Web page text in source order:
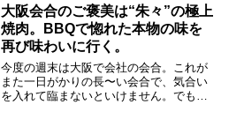
事に励む旦那さんの姿にも安心を覚えま
す。みんながそれぞれの場所で幸せに向
かって進んでいけたら、それが一番。今
年は午年。馬車馬のように力強く、前向
きに走り続ける一年にしたいですね。
が、最近は少し“メッセージ性の強さ”を感
じるようになり、音の方向性を見直す時
期かもしれません。音楽は感情の延長線
上にあるもの。自然と調和する音を求め
て、路線変更を決めました。朝のルーテ
ィンとして、自分好みのコーヒーを淹
れ、その香りに包まれながら、ギターを
中心にしたインストゥルメンタルを流
大阪会合のご褒美は“朱々”の極上
焼肉。BBQで惚れた本物の味を
再び味わいに行く。
今度の週末は大阪で会社の会合。これが
また一日がかりの長〜い会合で、気合い
を入れて臨まないといけません。でも今